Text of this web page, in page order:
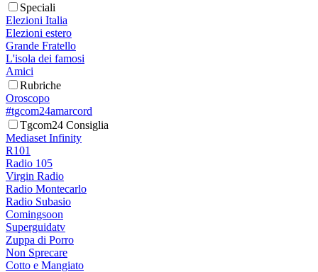
Speciali
Elezioni Italia
Elezioni estero
Grande Fratello
L'isola dei famosi
Amici
Rubriche
Oroscopo
#tgcom24amarcord
Tgcom24 Consiglia
Mediaset Infinity
R101
Radio 105
Virgin Radio
Radio Montecarlo
Radio Subasio
Comingsoon
Superguidatv
Zuppa di Porro
Non Sprecare
Cotto e Mangiato